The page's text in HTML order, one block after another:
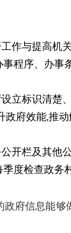
作与提高机
程序、办
立标识清楚
府效能,推
开栏及其他
度检查政务
政府信息能